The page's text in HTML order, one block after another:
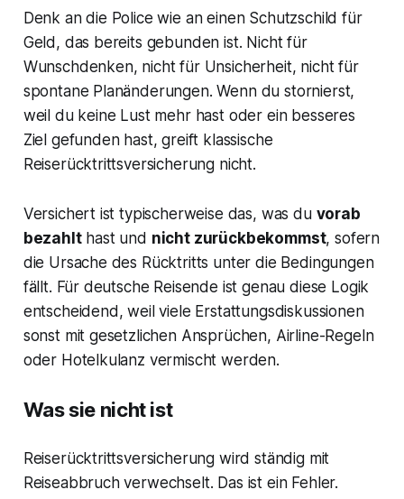
Denk an die Police wie an einen Schutzschild für
Geld, das bereits gebunden ist. Nicht für
Wunschdenken, nicht für Unsicherheit, nicht für
spontane Planänderungen. Wenn du stornierst,
weil du keine Lust mehr hast oder ein besseres
Ziel gefunden hast, greift klassische
Reiserücktrittsversicherung nicht.
Versichert ist typischerweise das, was du vorab
bezahlthast und nicht zurückbekommst, sofern
die Ursache des Rücktritts unter die Bedingungen
fällt. Für deutsche Reisende ist genau diese Logik
entscheidend, weil viele Erstattungsdiskussionen
sonst mit gesetzlichen Ansprüchen, Airline-Regeln
oder Hotelkulanz vermischt werden.
Was sie nicht ist
Reiserücktrittsversicherung wird ständig mit
Reiseabbruch verwechselt. Das ist ein Fehler.